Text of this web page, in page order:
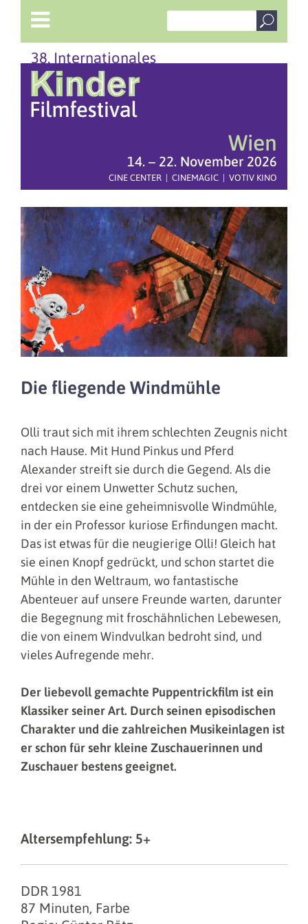
38. Internationales
Wien
14. – 22. November 2026
CINE CENTER | CINEMAGIC | VOTIV KINO
Die fliegende Windmühle
Olli traut sich mit ihrem schlechten Zeugnis nicht
nach Hause. Mit Hund Pinkus und Pferd
Alexander streift sie durch die Gegend. Als die
drei vor einem Unwetter Schutz suchen,
entdecken sie eine geheimnisvolle Windmühle,
in der ein Professor kuriose Erfindungen macht.
Das ist etwas für die neugierige Olli! Gleich hat
sie einen Knopf gedrückt, und schon startet die
Mühle in den Weltraum, wo fantastische
Abenteuer auf unsere Freunde warten, darunter
die Begegnung mit froschähnlichen Lebewesen,
die von einem Windvulkan bedroht sind, und
vieles Aufregende mehr.
Der liebevoll gemachte Puppentrickfilm ist ein
Klassiker seiner Art. Durch seinen episodischen
Charakter und die zahlreichen Musikeinlagen ist
er schon für sehr kleine Zuschauerinnen und
Zuschauer bestens geeignet.
Altersempfehlung: 5+
DDR 1981
87 Minuten, Farbe